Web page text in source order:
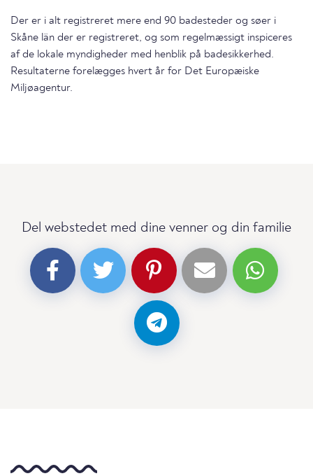
Der er i alt registreret mere end 90 badesteder og søer i
Skåne län der er registreret, og som regelmæssigt inspiceres
af de lokale myndigheder med henblik på badesikkerhed.
Resultaterne forelægges hvert år for Det Europæiske
Miljøagentur.
Del webstedet med dine venner og din familie